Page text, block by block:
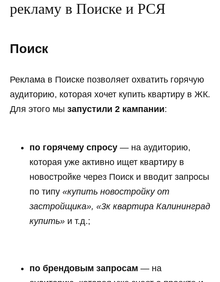
рекламу в Поиске и РСЯ
Поиск
Реклама в Поиске позволяет охватить горячую
аудиторию, которая хочет купить квартиру в ЖК.
Для этого мы запустили 2 кампании:
по горячему спросу — на аудиторию,
которая уже активно ищет квартиру в
новостройке через Поиск и вводит запросы
по типу «купить новостройку от
застройщика», «3к квартира Калининград
купить» и т.д.;
по брендовым запросам — на